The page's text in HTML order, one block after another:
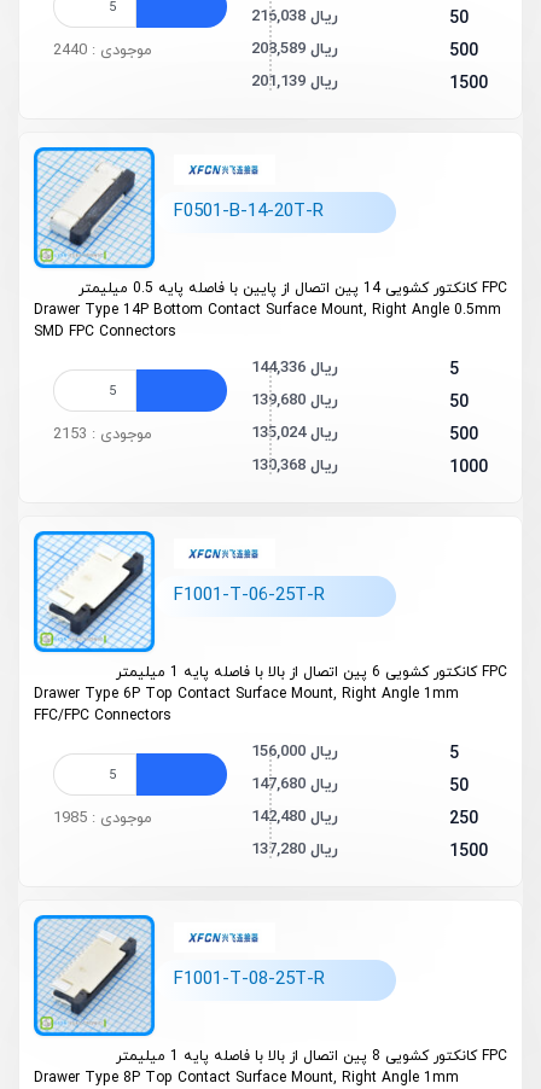
50 216,038 ریال
500 208,589 ریال
1500 201,139 ریال
موجودی : 2440
F0501-B-14-20T-R
FPC کانکتور کشویی 14 پین اتصال از پایین با فاصله پایه 0.5 میلیمتر
Drawer Type 14P Bottom Contact Surface Mount, Right Angle 0.5mm
SMD FPC Connectors
5 144,336 ریال
50 139,680 ریال
500 135,024 ریال
1000 130,368 ریال
موجودی : 2153
F1001-T-06-25T-R
FPC کانکتور کشویی 6 پین اتصال از بالا با فاصله پایه 1 میلیمتر
Drawer Type 6P Top Contact Surface Mount, Right Angle 1mm
FFC/FPC Connectors
5 156,000 ریال
50 147,680 ریال
250 142,480 ریال
1500 137,280 ریال
موجودی : 1985
F1001-T-08-25T-R
FPC کانکتور کشویی 8 پین اتصال از بالا با فاصله پایه 1 میلیمتر
Drawer Type 8P Top Contact Surface Mount, Right Angle 1mm